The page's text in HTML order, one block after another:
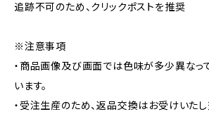
追跡不可のため、クリックポストを推奨
※注意事項
・商品画像及び画面では色味が多少異なっ
います。
・受注生産のため、返品交換はお受けいたし